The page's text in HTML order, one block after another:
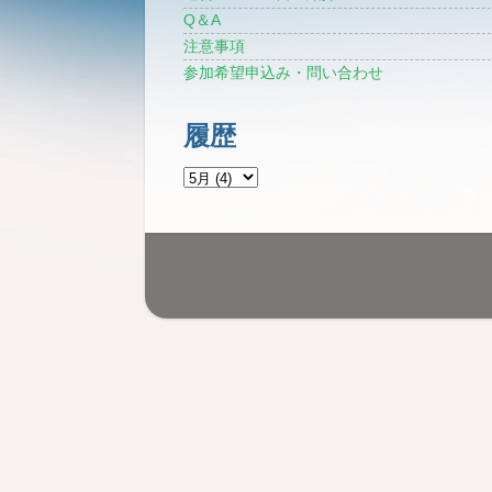
Q＆A
注意事項
参加希望申込み・問い合わせ
履歴